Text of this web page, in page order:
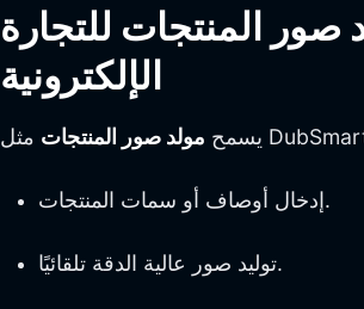
صور المنتجات للتجارة
الإلكترونية
يسمح مولد صور المنتجات
إدخال أوصاف أو سمات المنتجات.
توليد صور عالية الدقة تلقائيًا.